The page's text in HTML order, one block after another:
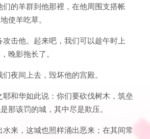
们的羊群到他那裡，在他周围支搭帐
使羊吃草。
攻击他。起来吧，我们可以趁午时上
晚影拖长了。
夜间上去，毁坏他的宫殿。
耶和华如此说：你们要砍伐树木，筑垒
那该罚的城，其中尽是欺压。
水来，这城也照样涌出恶来；在其间常